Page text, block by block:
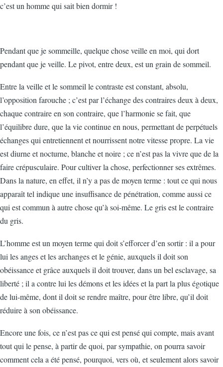
c’est un homme qui sait bien dormir !
Pendant que je sommeille, quelque chose veille en moi, qui dort
pendant que je veille. Le pivot, entre deux, est un grain de sommeil.
Entre la veille et le sommeil le contraste est constant, absolu,
l’opposition farouche ; c’est par l’échange des contraires deux à deux,
chaque contraire en son contraire, que l’harmonie se fait, que
l’équilibre dure, que la vie continue en nous, permettant de perpétuels
échanges qui entretiennent et nourrissent notre vitesse propre. La vie
est diurne et nocturne, blanche et noire ; ce n’est pas la vivre que de la
faire crépusculaire. Pour cultiver la chose, perfectionner ses extrêmes.
Dans la nature, en effet, il n’y a pas de moyen terme : tout ce qui nous
apparaît tel indique une insuffisance de pénétration, comme aussi ce
qui est commun à autre chose qu’à soi-même. Le gris est le contraire
du gris.
L’homme est un moyen terme qui doit s’efforcer d’en sortir : il a pour
lui les anges et les archanges et le génie, auxquels il doit son
obéissance et grâce auxquels il doit trouver, dans un bel esclavage, sa
liberté ; il a contre lui les démons et les idées et la part la plus égotique
de lui-même, dont il doit se rendre maître, pour être libre, qu’il doit
réduire à son obéissance.
Encore une fois, ce n’est pas ce qui est pensé qui compte, mais avant
tout qui le pense, à partir de quoi, par sympathie, on pourra savoir
comment cela a été pensé, pourquoi, vers où, et seulement alors savoir